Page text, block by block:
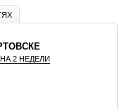
2 НЕДЕЛИ